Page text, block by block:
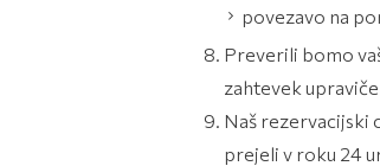
povezavo na
Preverili bomo
zahtevek
Naš rezervacijski
prejeli v roku 24